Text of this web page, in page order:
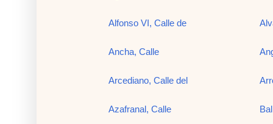
Alfonso VI, Calle de
Ancha, Calle
Arcediano, Calle del
Azafranal, Calle